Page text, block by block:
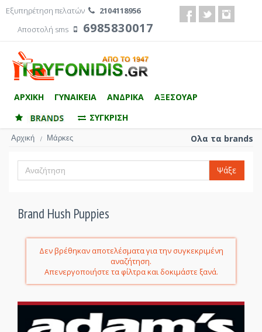
Εξυπηρέτηση πελατών
2104118956
Αποστολή sms
6985830017
ΑΡΧΙΚΗ ΓΥΝΑΙΚΕΙΑ ΑΝΔΡΙΚΑ
ΑΞΕΣΟΥΑΡ
ΣΥΓΚΡΙΣΗ
Αρχική / Μάρκες
Ψάξε
Ολα τα brands
Brand Hush Puppies
Δεν βρέθηκαν αποτελέσματα για την συγκεκριμένη
αναζήτηση.
Απενεργοποιήστε τα φίλτρα και δοκιμάστε ξανά.